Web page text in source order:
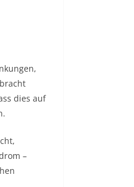
dies auf
–